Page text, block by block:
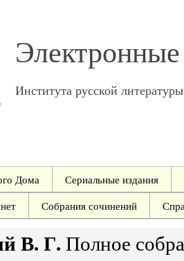
Института русской
Дома
Сериальные издания
Собрания сочинений
В. Г. Полное